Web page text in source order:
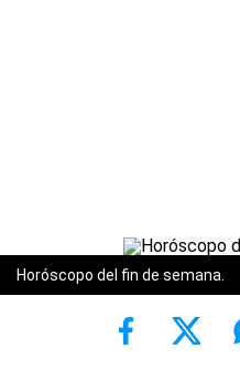
Horóscopo del fin de semana.